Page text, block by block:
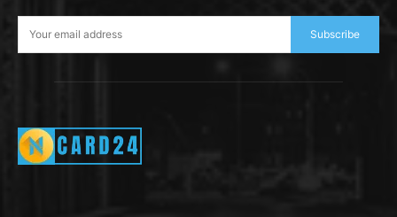
Subscribe